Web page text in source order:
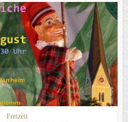
Freizeit